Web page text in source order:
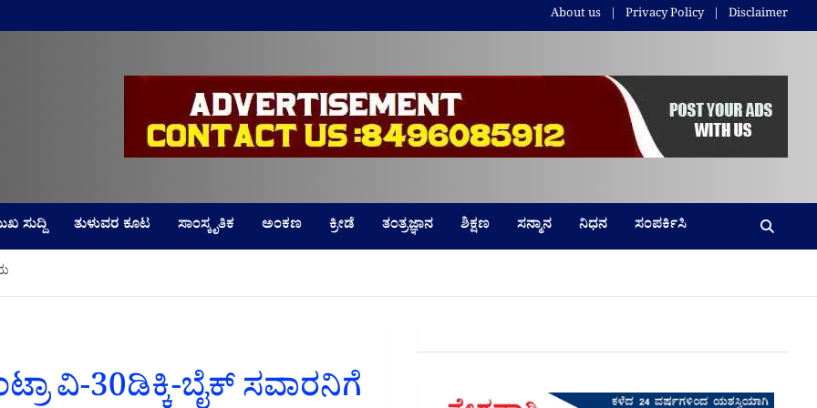
About us Privacy Policy Disclaimer
ಸುದ್ದಿ ತುಳುವರ ಕೂಟ ಸಾಂಸ್ಕೃತಿಕ ಅಂಕಣ ಕ್ರೀಡೆ ತಂತ್ರಜ್ಞಾನ ಶಿಕ್ಷಣ ಸನ್ಮಾನ ನಿಧನ ಸಂಪರ್ಕಿಸಿ
ವಿ-30ಡಿಕ್ಕಿ-ಬೈಕ್ ಸವಾರನಿಗೆ